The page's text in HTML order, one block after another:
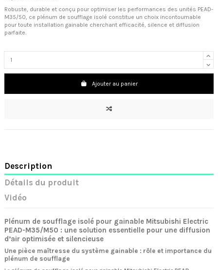
Robuste, durable et conçu pour optimiser les performances des unités PEAD-
M35/50, ce plénum de soufflage isolé constitue un choix incontournable
pour toute installation gainable cherchant efficacité, silence et diffusion
parfaite.
Ajouter au panier
Description
Détails du produit
Vidéo
Plénum de soufflage isolé pour gainable Mitsubishi Electric
PEAD-M35/M50 : une solution essentielle pour une diffusion
d’air optimisée et silencieuse
Une pièce maîtresse du système gainable : rôle et importance du
plénum de soufflage